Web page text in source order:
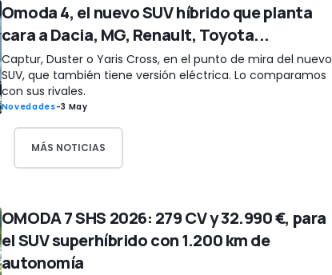
Omoda 4, el nuevo SUV híbrido que planta
cara a Dacia, MG, Renault, Toyota...
Captur, Duster o Yaris Cross, en el punto de mira del nuevo
SUV, que también tiene versión eléctrica. Lo comparamos
con sus rivales.
Novedades-3 May
MÁS NOTICIAS
OMODA 7 SHS 2026: 279 CV y 32.990 €, para
el SUV superhíbrido con 1.200 km de
autonomía